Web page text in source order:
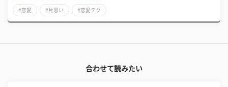
#恋愛 #片思い #恋愛テク
合わせて読みたい